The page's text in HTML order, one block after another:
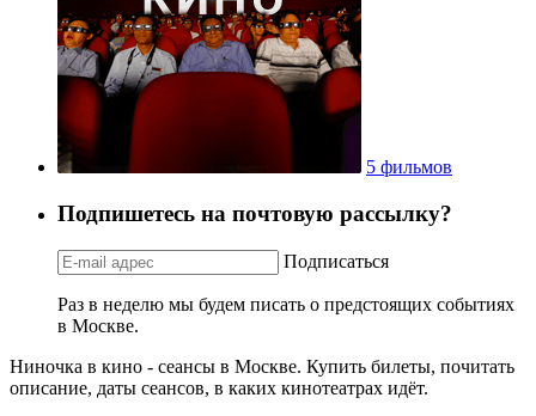
5 фильмов
Подпишетесь на почтовую рассылку?
Подписаться
Раз в неделю мы будем писать о предстоящих событиях
в Москве.
Ниночка в кино - сеансы в Москве. Купить билеты, почитать
описание, даты сеансов, в каких кинотеатрах идёт.